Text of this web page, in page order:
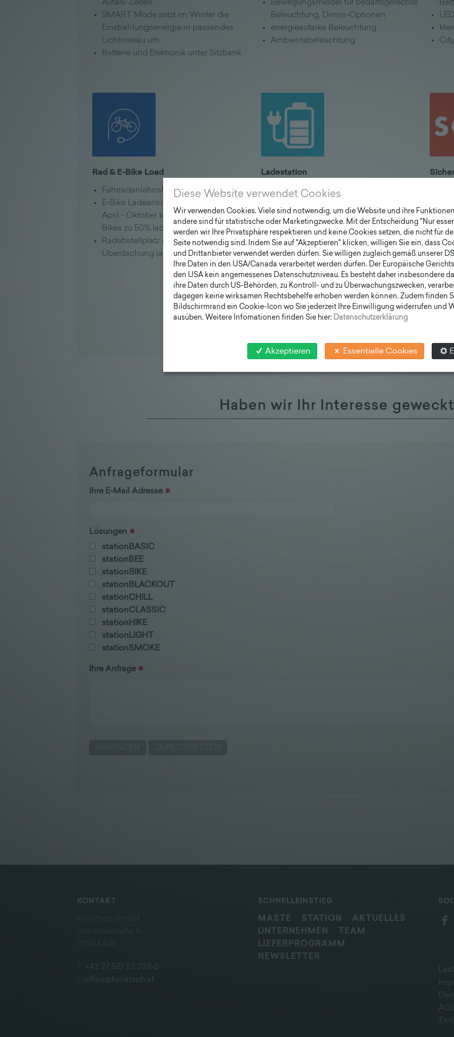
Autark-Zeiten
SMART Mode setzt im Winter die
Einstrahlungsenergie in passendes
Lichtniveau um
Batterie und Elektronik unter Sitzbank
Bewegungsmelder für bedarfsgerechte
Beleuchtung, Dimm-Optionen
energieautarke Beleuchtung
Ambientebeleuchtung
Rad & E-Bike Load
Fahrradanlehnständer für 4 Räder
E-Bike Ladeanschluss für 2 Räder, von
April - Oktober können pro Tag ca. 6 - 8
Bikes zu 50% laden
Radabstellplatz mit oder ohne
Überdachung (auf Anfrage)
Ladestation
für E-Bike, E-Scooter,...
Sie
Oder
Gern
Haben wir Ihr Interesse
Anfrageformular
Ihre E-Mail Adresse
Lösungen
stationBASIC
stationBEE
stationBIKE
stationBLACKOUT
stationCHILL
stationCLASSIC
stationHIKE
stationLIGHT
stationSMOKE
Ihre Anfrage
KONTAKT
+43 27 52/ 52 723-0
office@fonatsch.at
SCHNELLEINSTIEG
MASTE STATION
AKTUELLES
UNTERNEHMEN
TEAM
LIEFERPROGRAMM
NEWSLETTER
Diese Website verwendet Cookies
Wir verwenden Cookies. Viele sind notwendig, um die Website und ihre
andere sind für statistische oder Marketingzwecke. Mit der Entscheidung "Nur
werden wir Ihre Privatsphäre respektieren und keine Cookies setzen, die nicht für
Seite notwendig sind. Indem Sie auf "Akzeptieren" klicken, willigen Sie ein, dass
und Drittanbieter verwendet werden dürfen. Sie willigen zugleich gemäß unserer
Ihre Daten in den USA/Canada verarbeitet werden dürfen. Der Europäische
den USA kein angemessenes Datenschutzniveau. Es besteht daher insbesondere
ihre Daten durch US-Behörden, zu Kontroll- und zu Überwachungszwecken,
dagegen keine wirksamen Rechtsbehelfe erhoben werden können. Zudem finden
Bildschirmrand ein Cookie-Icon wo Sie jederzeit Ihre Einwilligung widerrufen und
ausüben. Weitere Infomationen finden Sie hier: Datenschutzerklärung
Akzeptieren Essentielle Cookies